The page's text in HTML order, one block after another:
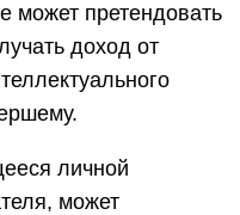
может претендовать
доход от
личной
может